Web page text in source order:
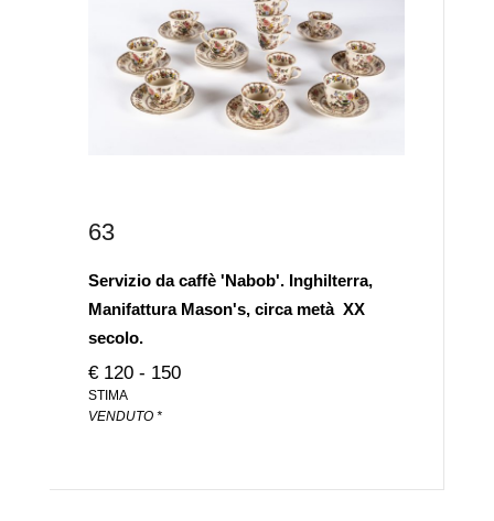
63
Servizio da caffè 'Nabob'. Inghilterra,
Manifattura Mason's, circa metà XX
secolo.
€ 120 - 150
STIMA
VENDUTO *